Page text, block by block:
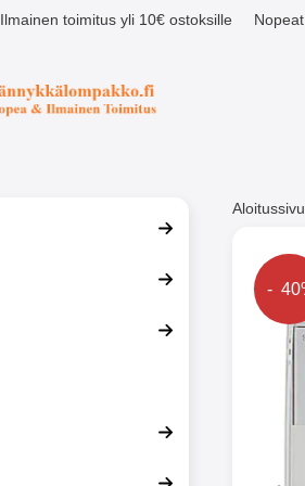
Ilmainen toimitus yli 10€ ostoksille
Ostoskori laajennettu Tibro billiga
Aloitussivu
-